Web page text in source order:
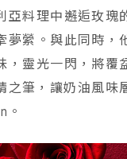
亞料理中邂逅玫瑰
夢縈。與此同時，
，靈光一閃，將覆
筆，讓奶油風味
。